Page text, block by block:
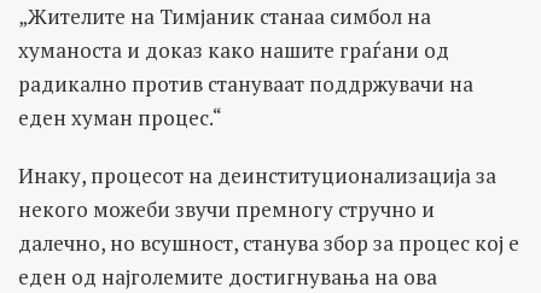
„Жителите на Тимјаник станаа симбол на
хуманоста и доказ како нашите граѓани од
радикално против стануваат поддржувачи на
еден хуман процес.“
Инаку, процесот на деинституционализација за
некого можеби звучи премногу стручно и
далечно, но всушност, станува збор за процес кој е
еден од најголемите достигнувања на ова